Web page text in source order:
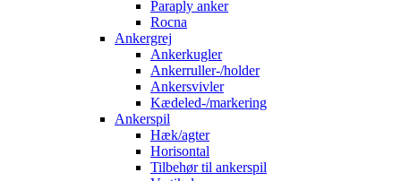
Paraply anker
Rocna
Ankergrej
Ankerkugler
Ankerruller-/holder
Ankersvivler
Kædeled-/markering
Ankerspil
Hæk/agter
Horisontal
Tilbehør til ankerspil